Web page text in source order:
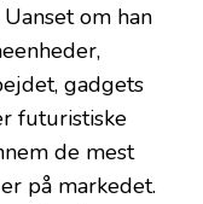
om han
gadgets
futuristiske
de mest
på markedet.